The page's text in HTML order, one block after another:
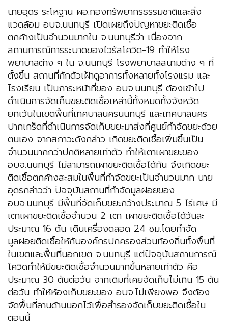
นายอุดร ระโหฐาน ผอ.กองทรัพยากรธรรมชาติและสิ่ง
แวดล้อม อบจ.นนทบุรี เปิดเผยถึงปัญหาขยะติดเชื้อ
ตกค้างเป็นจำนวนมากใน จ.นนทบุรีว่า เนื่องจาก
สถานการณ์การระบาดของไวรัสโควิด-19 ทำให้โรง
พยาบาลต่าง ๆ ใน จ.นนทบุรี โรงพยาบาลสนามต่าง ๆ ที่
ตั้งขึ้น สถานที่กักตัวเฝ้าดูอาการทั้งหลายทั้งโรงแรม และ
โรงเรียน เป็นภาระหน้าที่ของ อบจ.นนทบุรี ต้องเข้าไป
ดำเนินการจัดเก็บขยะติดเชื้อเหล่านี้ทั้งหมดทั้งจังหวัด
ยกเว้นในเขตพื้นที่เทศบาลนครนนทบุรี และเทศบาลนคร
ปากเกร็ดที่ดำเนินการจัดเก็บขยะมาส่งที่ศูนย์กำจัดขยะด้วย
ตนเอง จากสภาวะดังกล่าว เกิดขยะติดเชื้อเพิ่มขึ้นเป็น
จำนวนมากกว่าปกติหลายเท่าตัว ทำให้เตาเผาขยะของ
อบจ.นนทบุรี ไม่สามารถเผาขยะติดเชื้อได้ทัน จึงเกิดขยะ
ติดเชื้อตกค้างสะสมในพื้นที่กำจัดขยะเป็นจำนวนมาก นาย
อุดรกล่าวว่า ปัจจุบันสถานที่กำจัดมูลฝอยของ
อบจ.นนทบุรี มีพื้นที่จัดเก็บขยะกว้างประมาณ 5 ไร่เศษ มี
เตาเผาขยะติดเชื้อจำนวน 2 เตา เผาขยะติดเชื้อได้วันละ
ประมาณ 16 ตัน เดินเครื่องตลอด 24 ชม.โดยกำจัด
มูลฝอยติดเชื้อให้กับองค์กรปกครองส่วนท้องถิ่นทั้งพื้นที่
ในเขตและพื้นที่นอกเขต จ.นนทบุรี แต่ปัจจุบันสถานการณ์
โควิดทำให้มีขยะติดเชื้อจำนวนมากขึ้นหลายเท่าตัว คือ
ประมาณ 30 ตันต่อวัน จากเดิมที่เคยจัดเก็บไม่เกิน 15 ตัน
ต่อวัน ทำให้ห้องเก็บขยะของ อบจ.ไม่เพียงพอ จึงต้อง
จัดพื้นที่ลานด้านนอกไว้เพื่อสำรองจัดเก็บขยะติดเชื้อใน
ตอนนี้